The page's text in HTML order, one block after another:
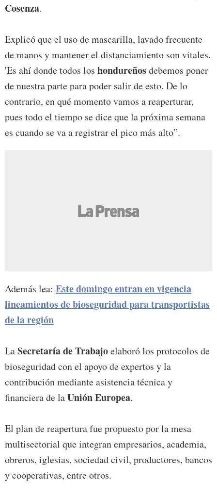
Cosenza.
Explicó que el uso de mascarilla, lavado frecuente
de manos y mantener el distanciamiento son vitales.
'Es ahí donde todos los hondureñosdebemos poner
de nuestra parte para poder salir de esto. De lo
contrario, en qué momento vamos a reaperturar,
pues todo el tiempo se dice que la próxima semana
es cuando se va a registrar el pico más alto”.
Además lea: Este domingo entran en vigencia
lineamientos de bioseguridad para transportistas
de la región
LaSecretaría de Trabajoelaboró los protocolos de
bioseguridad con el apoyo de expertos y la
contribución mediante asistencia técnica y
financiera de laUnión Europea.
El plan de reapertura fue propuesto por la mesa
multisectorial que integran empresarios, academia,
obreros, iglesias, sociedad civil, productores, bancos
y cooperativas, entre otros.